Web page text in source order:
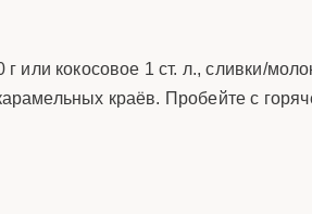
или кокосовое 1 ст. л., сливки/
краёв. Пробейте с